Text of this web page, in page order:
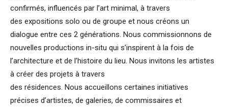
confirmés, influencés par l’art minimal, à travers
des expositions solo ou de groupe et nous créons un
dialogue entre ces 2 générations. Nous commissionnons de
nouvelles productions in-situ qui s’inspirent à la fois de
l’architecture et de l’histoire du lieu. Nous invitons les artistes
à créer des projets à travers
des résidences. Nous accueillons certaines initiatives
précises d’artistes, de galeries, de commissaires et